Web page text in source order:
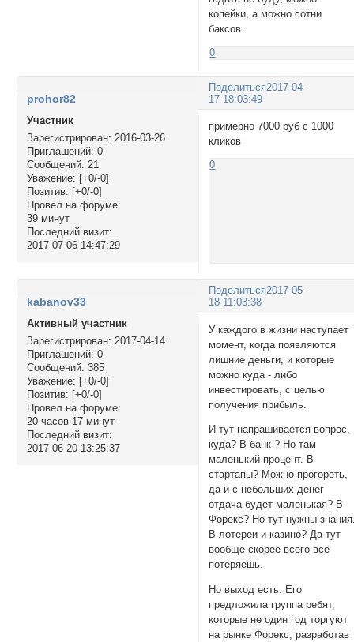
копейки, а можно сотни
баксов.
0
Поделиться2017-04-
17 18:03:49
prohor82
Участник
Зарегистрирован: 2016-03-26
Приглашений: 0
Сообщений: 21
Уважение: [+0/-0]
Позитив: [+0/-0]
Провел на форуме:
39 минут
Последний визит:
2017-07-06 14:47:29
примерно 7000 руб с 1000
кликов
0
Поделиться2017-05-
18 11:03:38
kabanov33
Активный участник
Зарегистрирован: 2017-04-14
Приглашений: 0
Сообщений: 385
Уважение: [+0/-0]
Позитив: [+0/-0]
Провел на форуме:
20 часов 17 минут
Последний визит:
2017-06-20 13:25:37
У каждого в жизни наступает
момент, когда появляются
лишние деньги, и которые
можно куда - либо
инвестировать, с целью
получения прибыль.
И тут напрашивается вопрос,
куда? В банк ? Но там
маленький процент. В
стартапы? Можно прогореть,
да и с небольших денег
отдача будет маленькая? В
Форекс? Но тут нужны
В лотереи и казино? Да тут
вообще скорее всего всё
потеряешь.
Но выход есть. Его
предложила группа ребят,
которые не один год торгуют
на рынке Форекс, разработав